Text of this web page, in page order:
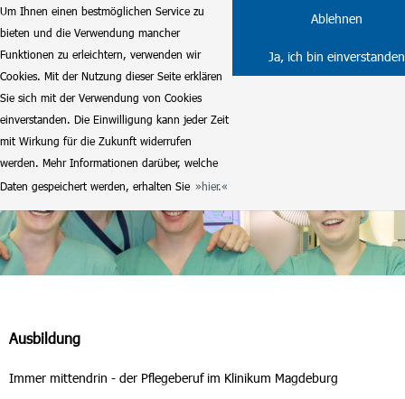
Um Ihnen einen bestmöglichen Service zu
bieten und die Verwendung mancher
Funktionen zu erleichtern, verwenden wir
Cookies. Mit der Nutzung dieser Seite erklären
Sie sich mit der Verwendung von Cookies
einverstanden. Die Einwilligung kann jeder Zeit
mit Wirkung für die Zukunft widerrufen
werden. Mehr Informationen darüber, welche
Daten gespeichert werden, erhalten Sie
hier.
Ablehnen
Ja, ich bin einverstanden
Ausbildung
Immer mittendrin - der Pflegeberuf im Klinikum Magdeburg